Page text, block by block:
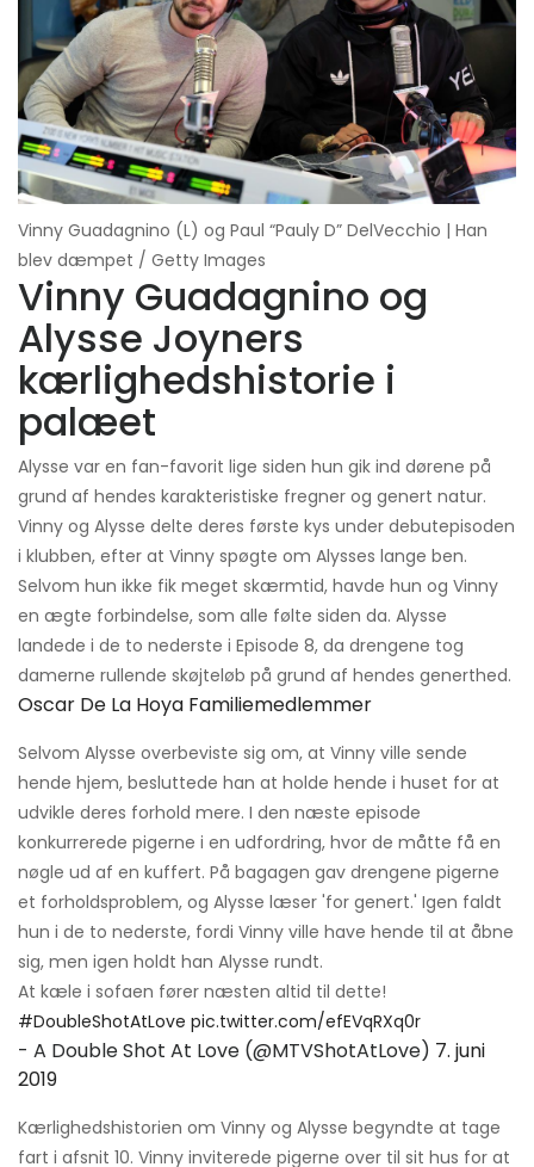
Vinny Guadagnino (L) og Paul “Pauly D” DelVecchio | Han
blev dæmpet / Getty Images
Vinny Guadagnino og
Alysse Joyners
kærlighedshistorie i
palæet
Alysse var en fan-favorit lige siden hun gik ind dørene på
grund af hendes karakteristiske fregner og genert natur.
Vinny og Alysse delte deres første kys under debutepisoden
i klubben, efter at Vinny spøgte om Alysses lange ben.
Selvom hun ikke fik meget skærmtid, havde hun og Vinny
en ægte forbindelse, som alle følte siden da. Alysse
landede i de to nederste i Episode 8, da drengene tog
damerne rullende skøjteløb på grund af hendes generthed.
Oscar De La Hoya Familiemedlemmer
Selvom Alysse overbeviste sig om, at Vinny ville sende
hende hjem, besluttede han at holde hende i huset for at
udvikle deres forhold mere. I den næste episode
konkurrerede pigerne i en udfordring, hvor de måtte få en
nøgle ud af en kuffert. På bagagen gav drengene pigerne
et forholdsproblem, og Alysse læser 'for genert.' Igen faldt
hun i de to nederste, fordi Vinny ville have hende til at åbne
sig, men igen holdt han Alysse rundt.
At kæle i sofaen fører næsten altid til dette!
#DoubleShotAtLove pic.twitter.com/efEVqRXq0r
- A Double Shot At Love (@MTVShotAtLove) 7. juni
2019
Kærlighedshistorien om Vinny og Alysse begyndte at tage
fart i afsnit 10. Vinny inviterede pigerne over til sit hus for at